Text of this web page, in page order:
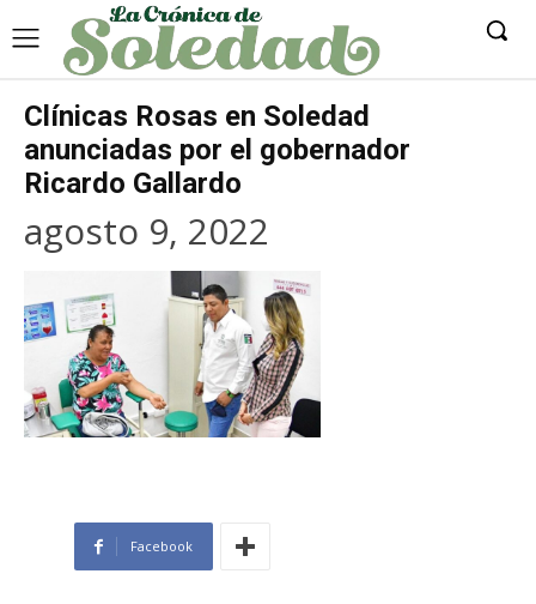
Clínicas Rosas en Soledad
anunciadas por el gobernador
Ricardo Gallardo
agosto 9, 2022
Facebook